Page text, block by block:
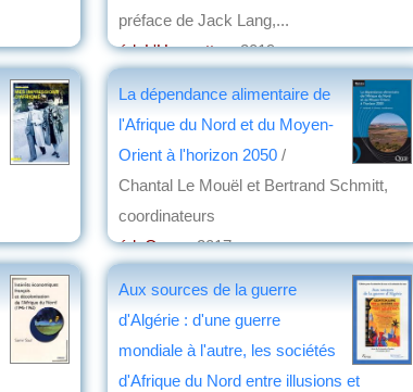
préface de Jack Lang,...
éd. L'Harmattan, 2019
La dépendance alimentaire de
l'Afrique du Nord et du Moyen-
Orient à l'horizon 2050 /
Chantal Le Mouël et Bertrand Schmitt,
coordinateurs
éd. Quae, 2017
Aux sources de la guerre
d'Algérie : d'une guerre
mondiale à l'autre, les sociétés
d'Afrique du Nord entre illusions et